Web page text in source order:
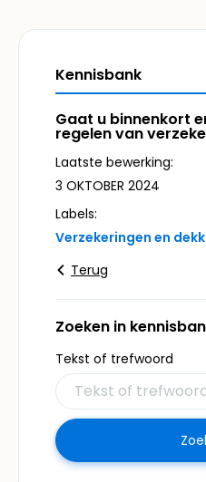
Kennisbank
Gaat u binnenkort
regelen van
Laatste bewerking:
3 OKTOBER 2024
Labels:
Verzekeringen en
Terug
Zoeken in
Tekst of trefwoord